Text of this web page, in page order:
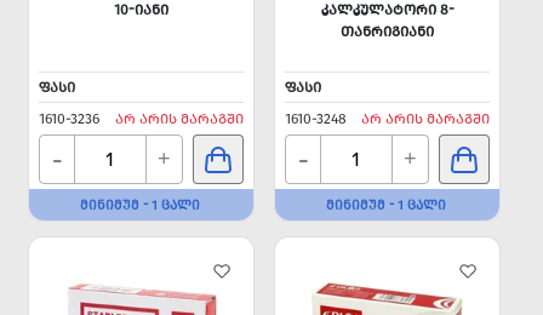
10-ᲘᲐᲜᲘ
ᲤᲐᲡᲘ
1610-3236
ᲐᲠ ᲐᲠᲘᲡ ᲛᲐᲠᲐᲒᲨᲘ
- +
ᲛᲘᲜᲘᲛᲣᲛ - 1 ᲪᲐᲚᲘ
ᲙᲐᲚᲙᲣᲚᲐᲢᲝᲠᲘ 8-
ᲗᲐᲜᲠᲘᲒᲘᲐᲜᲘ
ᲤᲐᲡᲘ
1610-3248
ᲐᲠ ᲐᲠᲘᲡ ᲛᲐᲠᲐᲒᲨᲘ
- +
ᲛᲘᲜᲘᲛᲣᲛ - 1 ᲪᲐᲚᲘ